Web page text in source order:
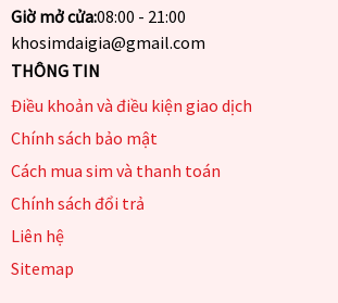
Giờ mở cửa:08:00 - 21:00
khosimdaigia@gmail.com
THÔNG TIN
Điều khoản và điều kiện giao dịch
Chính sách bảo mật
Cách mua sim và thanh toán
Chính sách đổi trả
Liên hệ
Sitemap